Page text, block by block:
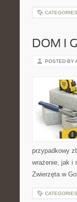
DOM I
POSTED BY
przypadkowy
wrażenie, jak i
Zwierzęta w